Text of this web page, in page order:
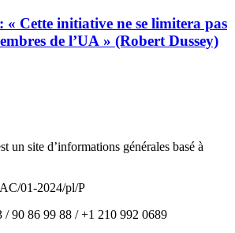
Cette initiative ne se limitera pas
de l’UA » (Robert Dussey)
un site d’informations générales basé à
01-2024/pl/P
/ 90 86 99 88 / +1 210 992 0689